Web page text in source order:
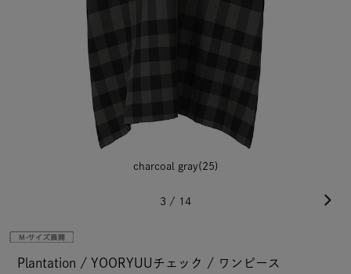
charcoal gray(25)
3 / 14
Plantation / YOORYUUチェック / ワンピース